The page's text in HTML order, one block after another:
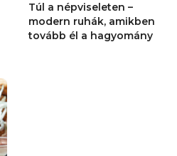
Túl a népviseleten –
modern ruhák, amikben
tovább él a hagyomány